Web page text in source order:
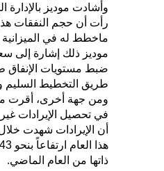
وأشادت موديز بالإدارة
رأت أن حجم النفقات
ماخطط له في الميزانية
موديز ذلك إشارة إلى
ضبط مستويات الإنفاق
طريق التخطيط السليم
ومن جهة أخرى، أقرت
في تحصيل الإيرادات
أن الإيرادات شهدت
ذاتها من العام الماضي.